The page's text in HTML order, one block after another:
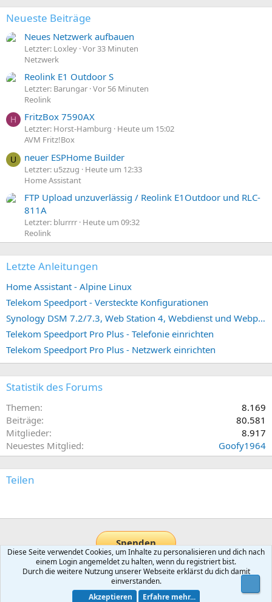
Neueste Beiträge
Neues Netzwerk aufbauen
Letzter: Loxley Vor 33 Minuten
Netzwerk
Reolink E1 Outdoor S
Letzter: Barungar Vor 56 Minuten
Reolink
H FritzBox 7590AX
Letzter: Horst-Hamburg
Heute um 15:02
AVM Fritz!Box
U neuer ESPHome Builder
Letzter: u5zzug
Heute um 12:33
Home Assistant
FTP Upload unzuverlässig / Reolink E1Outdoor und RLC-
811A
Letzter: blurrrr Heute um 09:32
Reolink
Letzte Anleitungen
Home Assistant - Alpine Linux
Telekom Speedport - Versteckte Konfigurationen
Synology DSM 7.2/7.3, Web Station 4, Webdienst und Webportal erstellen (ehemals vHost)
Telekom Speedport Pro Plus - Telefonie einrichten
Telekom Speedport Pro Plus - Netzwerk einrichten
Statistik des Forums
Themen
8.169
Beiträge
80.581
Mitglieder
8.917
Neuestes Mitglied
Goofy1964
Teilen
Spenden
Home Assistant
Diese Seite verwendet Cookies, um Inhalte zu personalisieren und dich nach
einem Login angemeldet zu halten, wenn du registriert bist.
Durch die weitere Nutzung unserer Webseite erklärst du dich damit
einverstanden.
Akzeptieren
Erfahre mehr...